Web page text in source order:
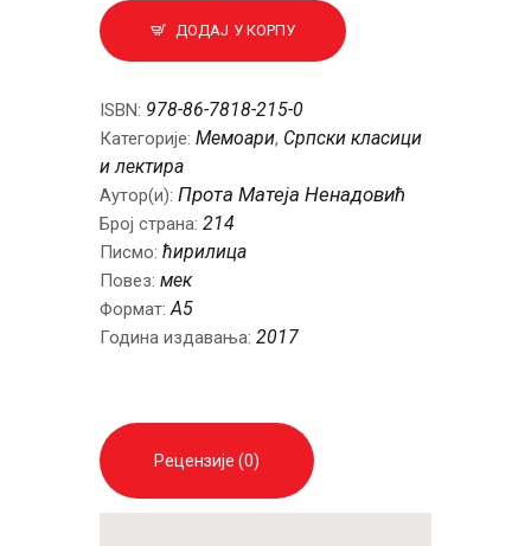
ДОДАЈ У КОРПУ
ISBN: 978-86-7818-215-0
Категорије: Мемоари, Српски класици
и лектира
Аутор(и): Прота Мaтеја Ненадовић
Број страна: 214
Писмо: ћирилица
Повез: мек
Формат:A5
Година издавања: 2017
Рецензије (0)